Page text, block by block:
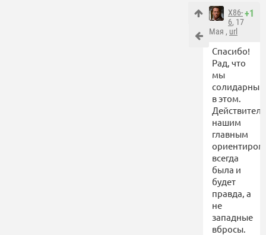
+1
X86-
6, 17
Мая , url
Спасибо!
Рад, что
мы
солидарны
в этом.
нашим
главным
ориентиром
всегда
была и
будет
правда, а
не
западные
вбросы.